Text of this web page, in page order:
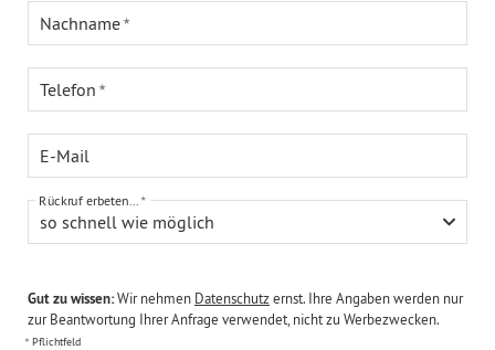
Nachname
Telefon
E-Mail
so schnell wie möglich
Rückruf erbeten...
Gut zu wissen:Wir nehmen Datenschutzernst. Ihre Angaben werden nur
zur Beantwortung Ihrer Anfrage verwendet, nicht zu Werbezwecken.
Pflichtfeld